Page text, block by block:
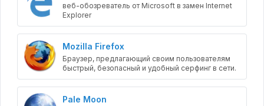
веб-обозреватель от Microsoft в замен Internet
Explorer
Mozilla Firefox
Браузер, предлагающий своим пользователям
быстрый, безопасный и удобный серфинг в сети.
Pale Moon